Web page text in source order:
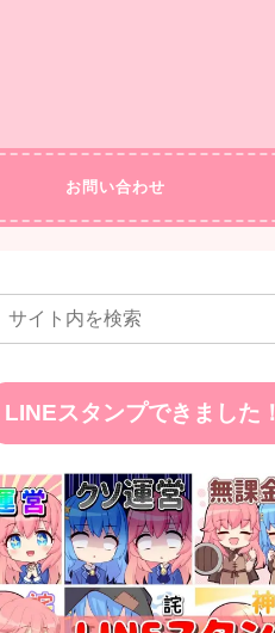
お問い合わせ
LINEスタンプできました！